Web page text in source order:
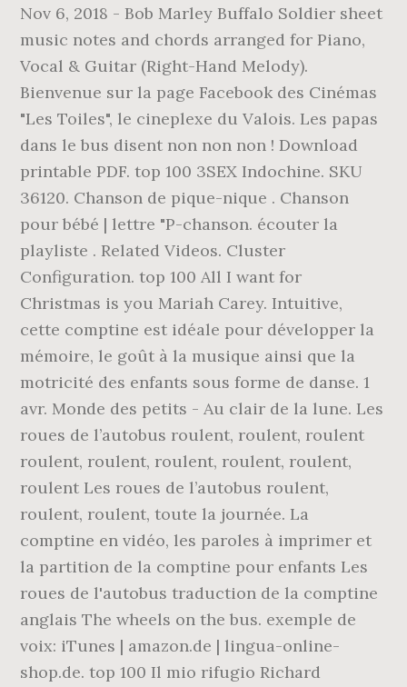
Nov 6, 2018 - Bob Marley Buffalo Soldier sheet
music notes and chords arranged for Piano,
Vocal & Guitar (Right-Hand Melody).
Bienvenue sur la page Facebook des Cinémas
"Les Toiles", le cineplexe du Valois. Les papas
dans le bus disent non non non ! Download
printable PDF. top 100 3SEX Indochine. SKU
36120. Chanson de pique-nique . Chanson
pour bébé | lettre "P-chanson. écouter la
playliste . Related Videos. Cluster
Configuration. top 100 All I want for
Christmas is you Mariah Carey. Intuitive,
cette comptine est idéale pour développer la
mémoire, le goût à la musique ainsi que la
motricité des enfants sous forme de danse. 1
avr. Monde des petits - Au clair de la lune. Les
roues de l’autobus roulent, roulent, roulent
roulent, roulent, roulent, roulent, roulent,
roulent Les roues de l’autobus roulent,
roulent, roulent, toute la journée. La
comptine en vidéo, les paroles à imprimer et
la partition de la comptine pour enfants Les
roues de l'autobus traduction de la comptine
anglais The wheels on the bus. exemple de
voix: iTunes | amazon.de | lingua-online-
shop.de. top 100 Il mio rifugio Richard